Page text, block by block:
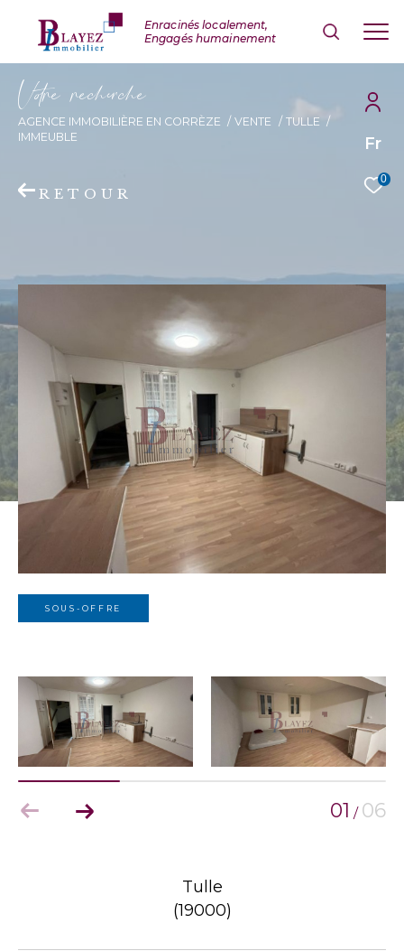
Fr
0
Vore recece
AGENCE IMMOBILIÈRE EN CORRÈZE VENTE
TULLE
IMMEUBLE
RETOUR
SOUS-OFFRE
01 / 06
Tulle
(19000)